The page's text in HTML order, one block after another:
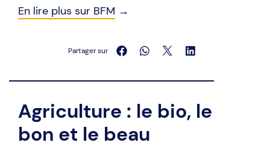
En lire plus sur BFM →
Partager sur
Agriculture : le bio, le
bon et le beau